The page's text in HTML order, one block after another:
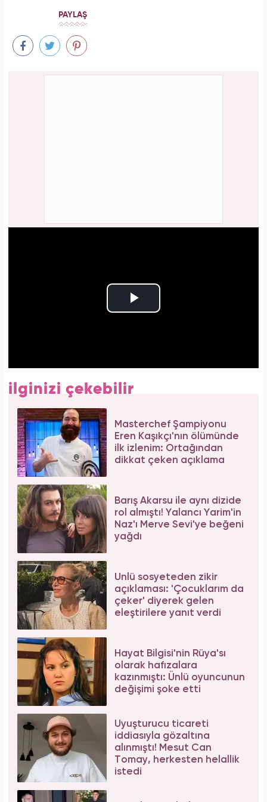
PAYLAŞ
ilginizi çekebilir
Masterchef Şampiyonu
Eren Kaşıkçı'nın ölümünde
ilk izlenim: Ortağından
dikkat çeken açıklama
Barış Akarsu ile aynı dizide
rol almıştı! Yalancı Yarim'in
Naz'ı Merve Sevi'ye beğeni
yağdı
Ünlü sosyeteden zikir
açıklaması: 'Çocuklarım da
çeker' diyerek gelen
eleştirilere yanıt verdi
Hayat Bilgisi'nin Rüya'sı
olarak hafızalara
kazınmıştı: Ünlü oyuncunun
değişimi şoke etti
Uyuşturucu ticareti
iddiasıyla gözaltına
alınmıştı! Mesut Can
Tomay, herkesten helallik
istedi